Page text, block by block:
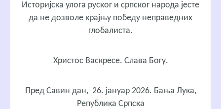
Историјска улога руског и српског народа јесте
да не дозволе крајњу победу неправедних
глобалиста.
Христос Васкресе. Слава Богу.
Пред Савин дан, 26. јануар 2026. Бања Лука,
Република Српска